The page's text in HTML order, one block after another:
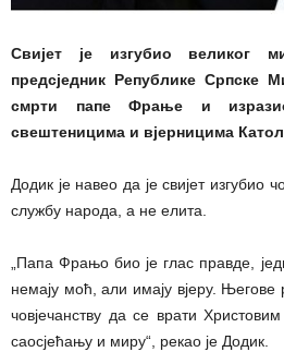
Свијет је изгубио великог
предсједник Републике Српске
смрти папе Фрање и
свештеницима и вјерницима
Додик је навео да је свијет изгубио
службу народа, а не елита.
„Папа Фрањо био је глас правде,
немају моћ, али имају вјеру. Његове
човјечанству да се врати
саосјећању и миру“, рекао је Додик.